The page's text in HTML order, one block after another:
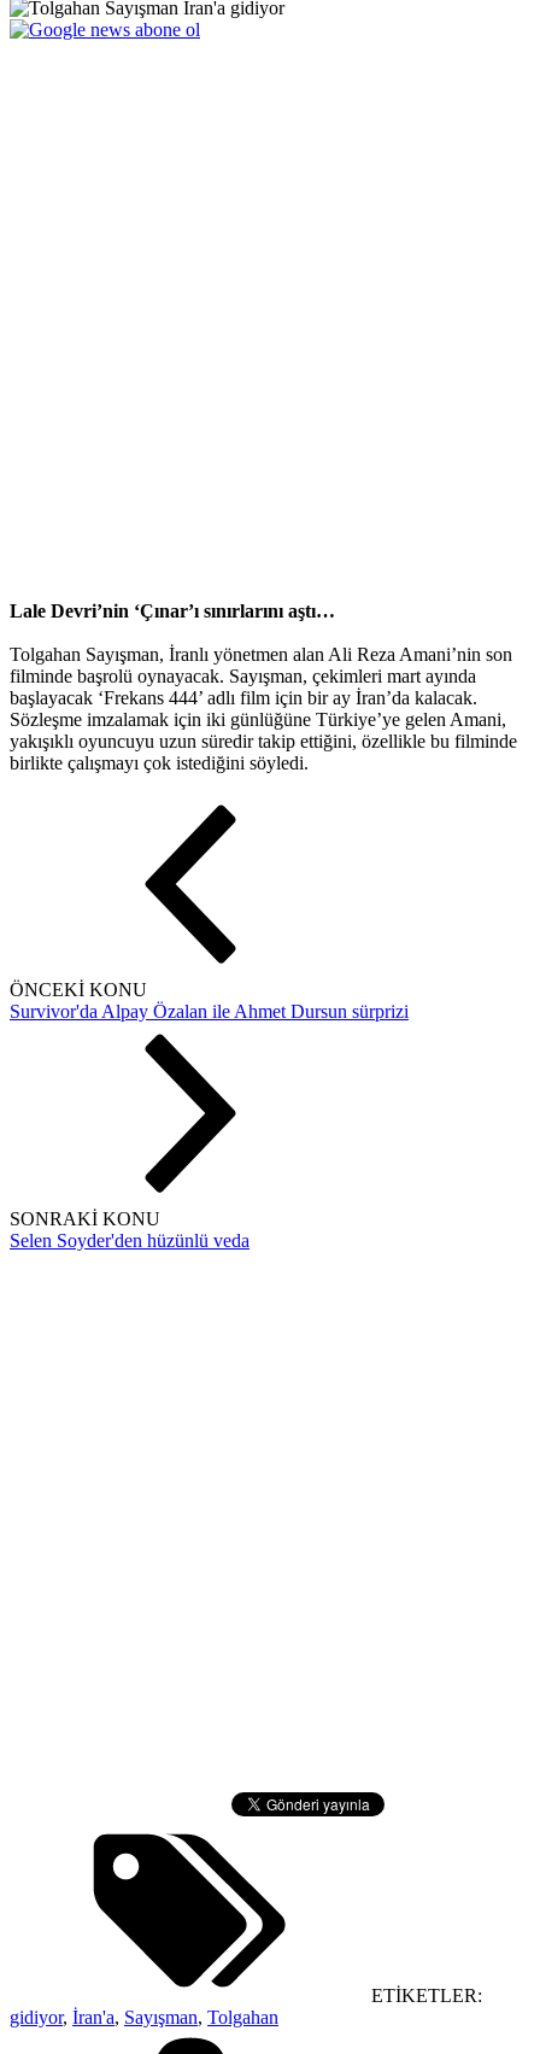
Lale Devri’nin ‘Çınar’ı sınırlarını aştı…
Tolgahan Sayışman, İranlı yönetmen alan Ali Reza Amani’nin son
filminde başrolü oynayacak. Sayışman, çekimleri mart ayında
başlayacak ‘Frekans 444’ adlı film için bir ay İran’da kalacak.
Sözleşme imzalamak için iki günlüğüne Türkiye’ye gelen Amani,
yakışıklı oyuncuyu uzun süredir takip ettiğini, özellikle bu filminde
birlikte çalışmayı çok istediğini söyledi.
ÖNCEKİ KONU
Survivor'da Alpay Özalan ile Ahmet Dursun sürprizi
SONRAKİ KONU
Selen Soyder'den hüzünlü veda
ETİKETLER:
gidiyor, İran'a, Sayışman, Tolgahan